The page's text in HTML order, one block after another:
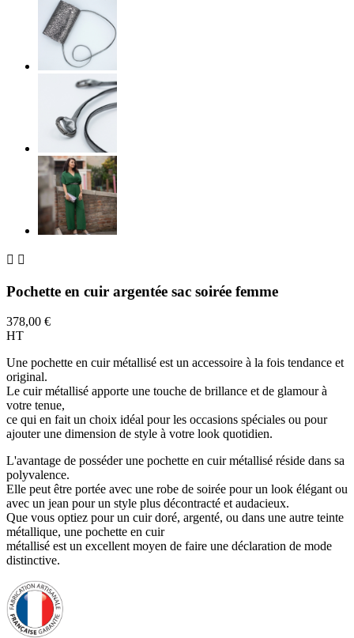
 
Pochette en cuir argentée sac soirée femme
378,00 €
HT
Une pochette en cuir métallisé est un accessoire à la fois tendance et
original.
Le cuir métallisé apporte une touche de brillance et de glamour à
votre tenue,
ce qui en fait un choix idéal pour les occasions spéciales ou pour
ajouter une dimension de style à votre look quotidien.
L'avantage de posséder une pochette en cuir métallisé réside dans sa
polyvalence.
Elle peut être portée avec une robe de soirée pour un look élégant ou
avec un jean pour un style plus décontracté et audacieux.
Que vous optiez pour un cuir doré, argenté, ou dans une autre teinte
métallique, une pochette en cuir
métallisé est un excellent moyen de faire une déclaration de mode
distinctive.